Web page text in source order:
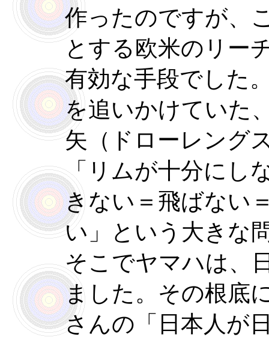
作ったのですが、
とする欧米のリー
有効な手段でした
を追いかけていた
矢（ドローレング
「リムが十分にし
きない＝飛ばない
い」という大きな
そこでヤマハは、
ました。その根底
さんの「日本人が